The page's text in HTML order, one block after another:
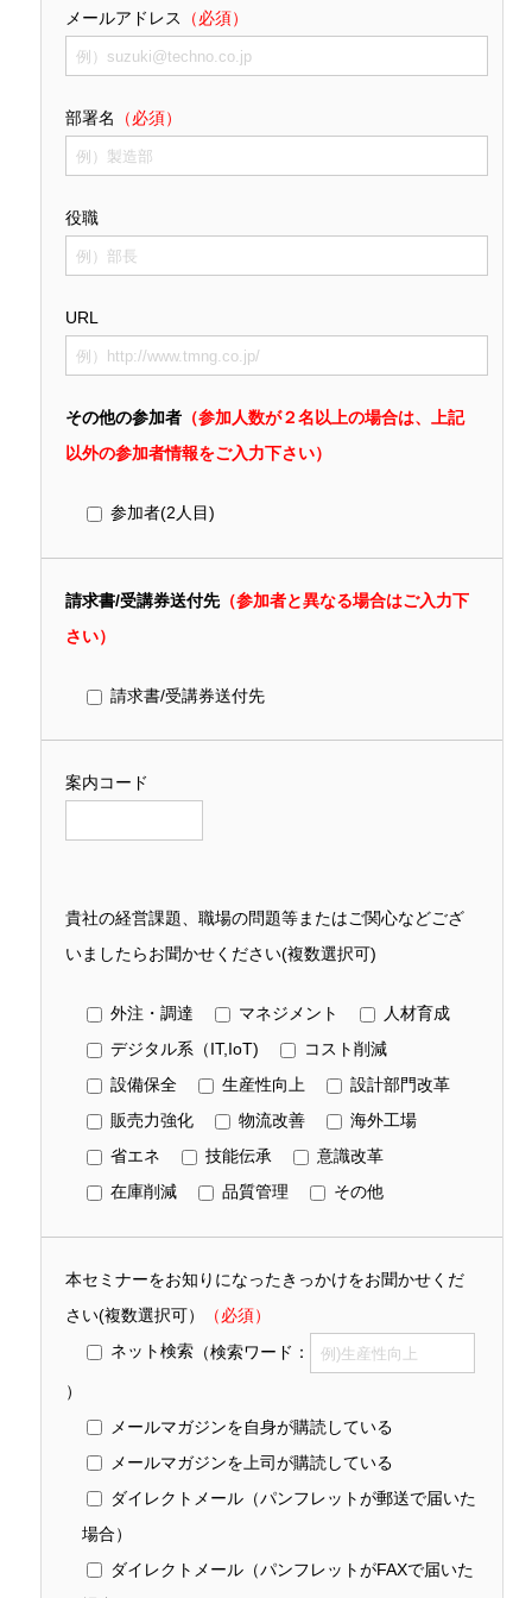
メールアドレス （必須）
部署名 （必須）
役職
URL
その他の参加者 （参加人数が２名以上の場合は、上記
以外の参加者情報をご入力下さい）
参加者(2人目)
請求書/受講券送付先（参加者と異なる場合はご入力下
さい）
請求書/受講券送付先
案内コード
貴社の経営課題、職場の問題等またはご関心などござ
いましたらお聞かせください(複数選択可)
外注・調達 マネジメント
人材育成
デジタル系（IT,IoT)
コスト削減
設備保全
生産性向上
設計部門改革
販売力強化
物流改善
海外工場
省エネ
技能伝承
意識改革
在庫削減
品質管理 その他
本セミナーをお知りになったきっかけをお聞かせくだ
さい(複数選択可）
（必須）
ネット検索 （検索ワード：
）
メールマガジンを自身が購読している
メールマガジンを上司が購読している
ダイレクトメール（パンフレットが郵送で届いた
場合）
ダイレクトメール（パンフレットがFAXで届いた